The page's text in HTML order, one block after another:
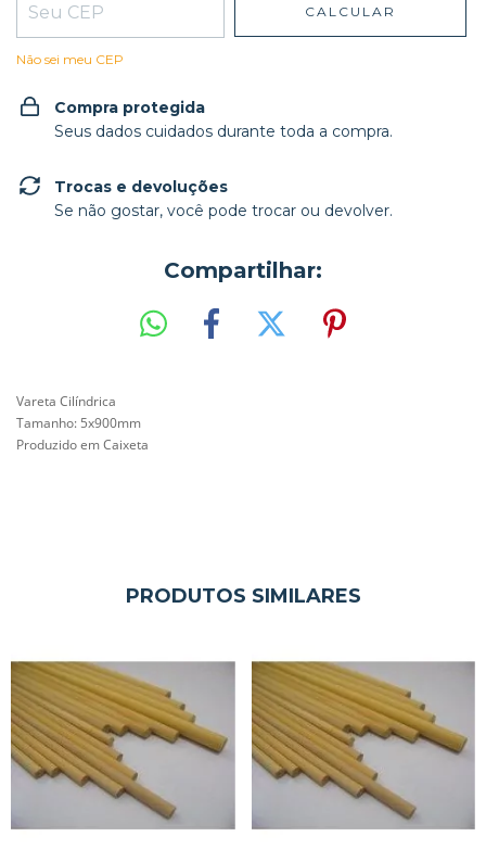
CALCULAR
Não sei meu CEP
Compra protegida
Seus dados cuidados durante toda a compra.
Trocas e devoluções
Se não gostar, você pode trocar ou devolver.
Compartilhar:
Vareta Cilíndrica
Tamanho: 5x900mm
Produzido em Caixeta
PRODUTOS SIMILARES